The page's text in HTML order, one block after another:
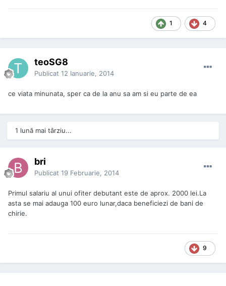
1 4
teoSG8
Publicat 12 Ianuarie, 2014
ce viata minunata, sper ca de la anu sa am si eu parte de ea
1 lună mai târziu...
bri
Publicat 19 Februarie, 2014
Primul salariu al unui ofiter debutant este de aprox. 2000 lei.La
asta se mai adauga 100 euro lunar,daca beneficiezi de bani de
chirie.
9